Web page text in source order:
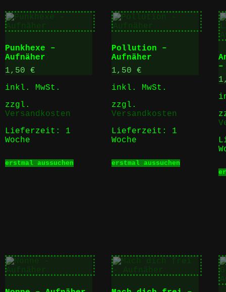
Punkhexe –
Aufnäher
1,50 €
inkl. MwSt.
zzgl.
Versandkosten
Lieferzeit: 1
Woche
erstmal aussuchenProdukt
Produktseite
gewählt
werden
Pollution –
Aufnäher
1,50€
inkl. MwSt.
zzgl.
Versandkosten
Lieferzeit: 1
Woche
erstmal aussuchenProdukt
gewählt
werden